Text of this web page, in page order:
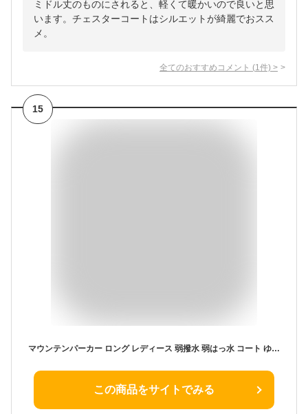
ミドル丈のものにされると、軽くて暖かいので良いと思
います。チェスターコートはシルエットが綺麗でおスス
メ。
全てのおすすめコメント (1 件) >
15
マウンテンパーカー ロング レディース 弱撥水 弱はっ水 コート ゆったり ロング丈 弱撥水加工 アウター 春 秋 軽い 軽量 薄手 モッズコート ライトアウター 弱撥水コート フード付き 長袖 ギフト プレゼント (08000280r)
この商品をサイトでみる